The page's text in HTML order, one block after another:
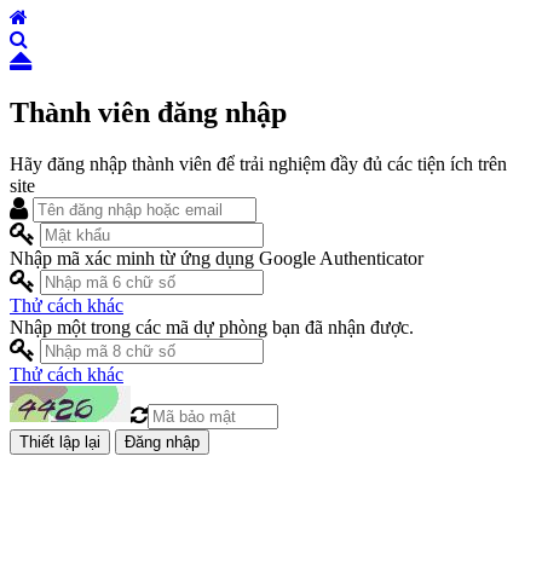
Thành viên đăng nhập
Hãy đăng nhập thành viên để trải nghiệm đầy đủ các tiện ích trên
site
Nhập mã xác minh từ ứng dụng Google Authenticator
Thử cách khác
Nhập một trong các mã dự phòng bạn đã nhận được.
Thử cách khác
Đăng nhập